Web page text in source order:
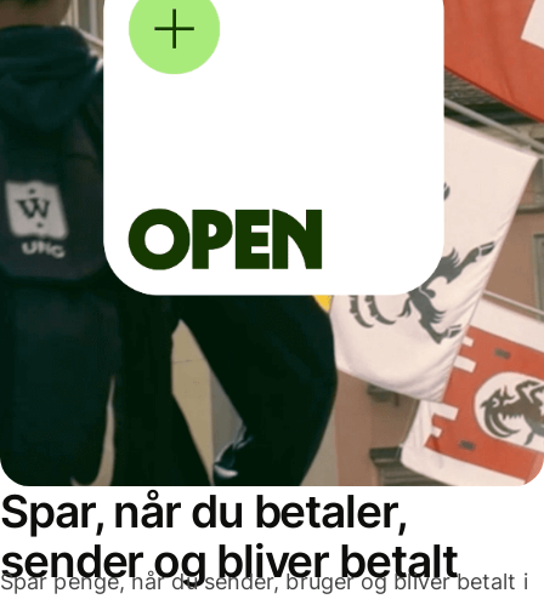
Spar, når du betaler,
sender og bliver betalt
Spar penge, når du sender, bruger og bliver betalt i